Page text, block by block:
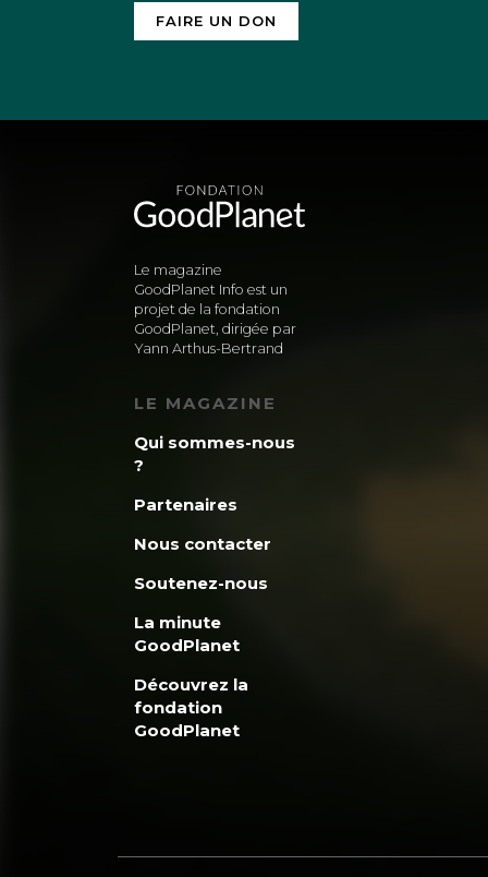
FAIRE UN DON
Le magazine
GoodPlanet Info est un
projet de la fondation
GoodPlanet, dirigée par
Yann Arthus-Bertrand
LE MAGAZINE
Qui sommes-nous
?
Partenaires
Nous contacter
Soutenez-nous
La minute
GoodPlanet
Découvrez la
fondation
GoodPlanet